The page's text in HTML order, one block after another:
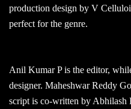
production design by V
perfect for the genre.
Anil Kumar P is the editor,
designer. Maheshwar Reddy
script is co-written by